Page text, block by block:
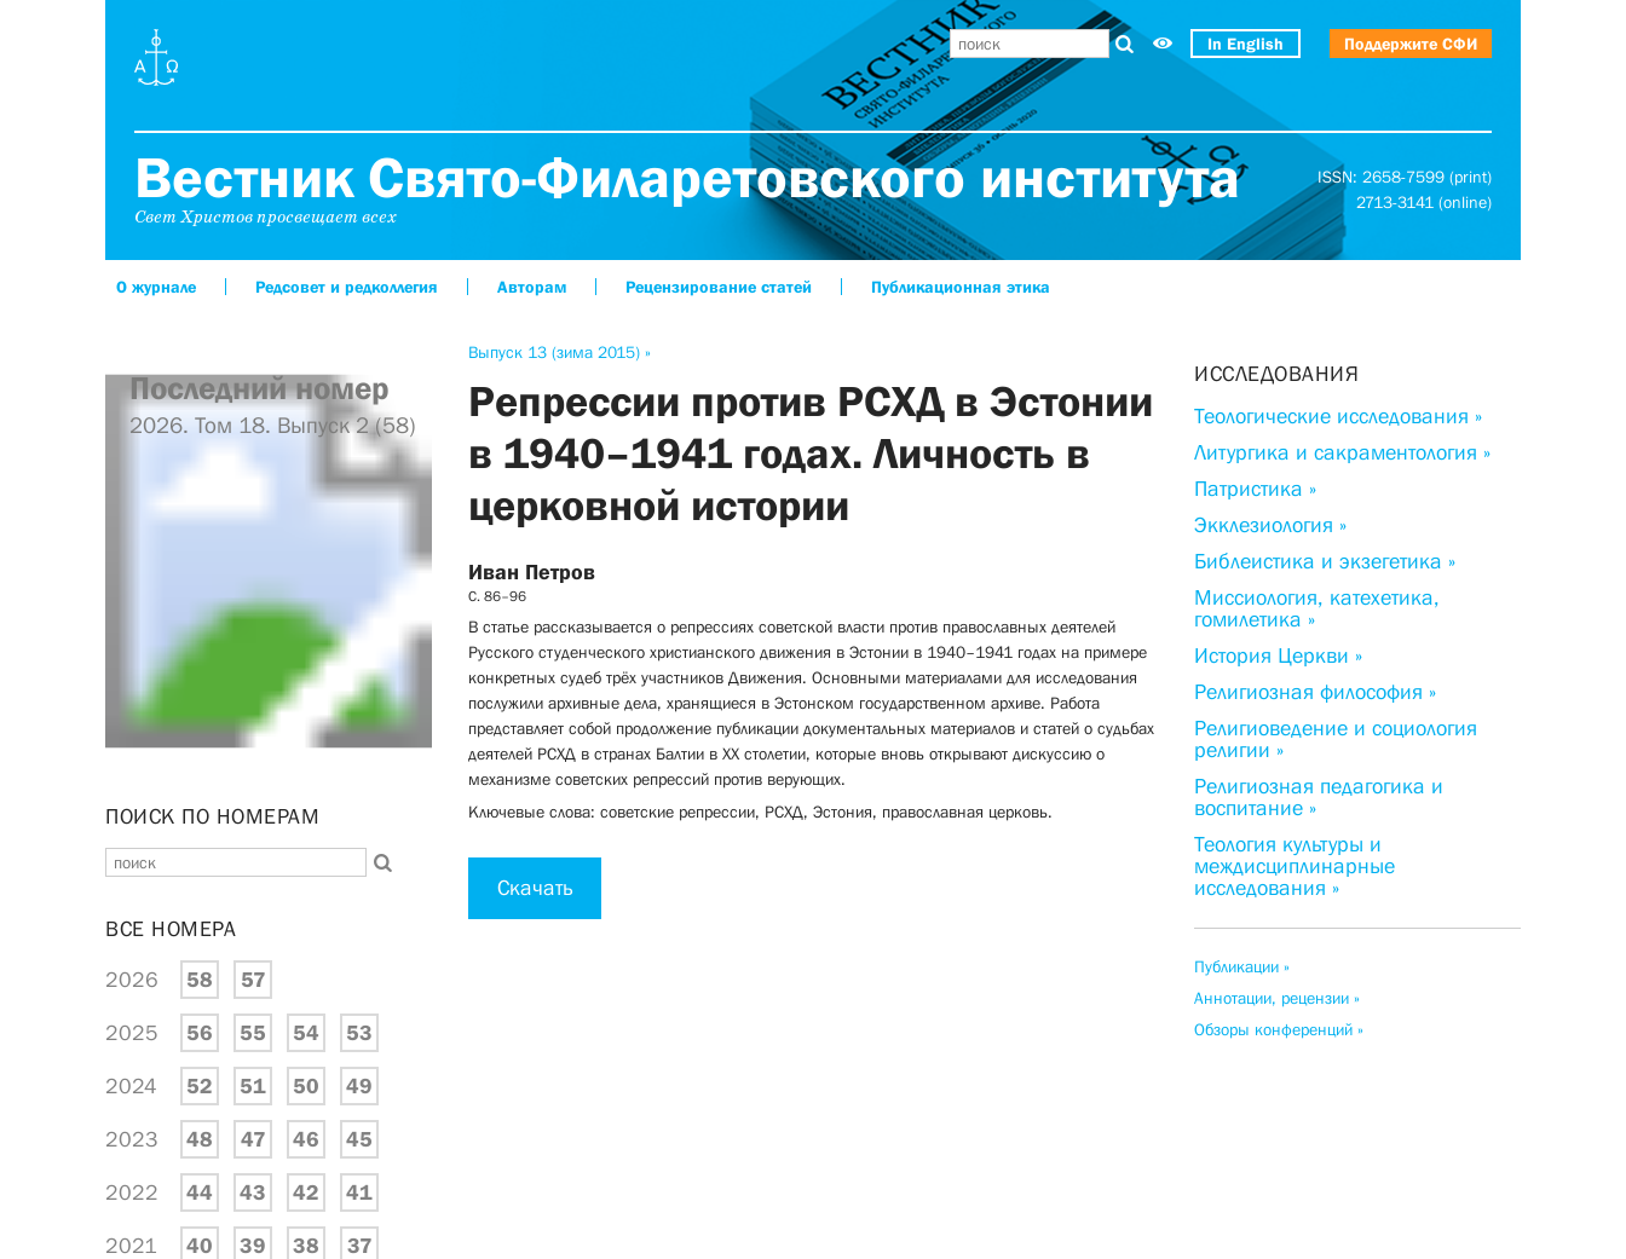
In English Поддержите СФИ
Вестник Свято-Филаретовского института
Свет Христов просвещает всех
ISSN: 2658-7599 (print)
2713-3141 (online)
О журнале Редсовет и редколлегия Авторам Рецензирование статей Публикационная этика
Выпуск 13 (зима 2015) »
Репрессии против РСХД в Эстонии
в 1940–1941 годах. Личность в
церковной истории
Иван Петров
С. 86–96
В статье рассказывается о репрессиях советской власти против православных деятелей
Русского студенческого христианского движения в Эстонии в 1940–1941 годах на примере
конкретных судеб трёх участников Движения. Основными материалами для исследования
послужили архивные дела, хранящиеся в Эстонском государственном архиве. Работа
представляет собой продолжение публикации документальных материалов и статей о судьбах
деятелей РСХД в странах Балтии в XX столетии, которые вновь открывают дискуссию о
механизме советских репрессий против верующих.
Ключевые слова: советские репрессии, РСХД, Эстония, православная церковь.
Скачать
Последний номер
2026. Том 18. Выпуск 2 (58)
ПОИСК ПО НОМЕРАМ
ВСЕ НОМЕРА
2026 58 57
2025 56 55 54 53
2024 52 51 50 49
2023 48 47 46 45
2022 44 43 42 41
2021 40 39 38 37
ИССЛЕДОВАНИЯ
Теологические исследования »
Литургика и сакраментология »
Патристика »
Экклезиология »
Библеистика и экзегетика »
Миссиология, катехетика,
гомилетика »
История Церкви »
Религиозная философия »
Религиоведение и социология
религии »
Религиозная педагогика и
воспитание »
Теология культуры и
междисциплинарные
исследования »
Публикации »
Аннотации, рецензии »
Обзоры конференций »